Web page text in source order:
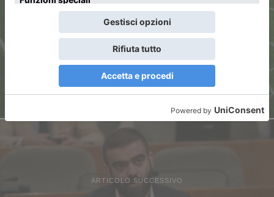
Albania-Italia 1-3
ARTICOLO SUCCESSIVO